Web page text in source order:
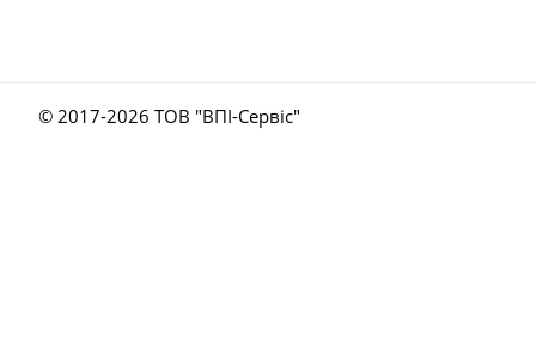
© 2017-2026 ТОВ "ВПІ-Сервіс"